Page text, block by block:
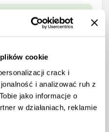
cookie
crack i
i analizować ruh z
jako informacje o
w działaniach, reklamie